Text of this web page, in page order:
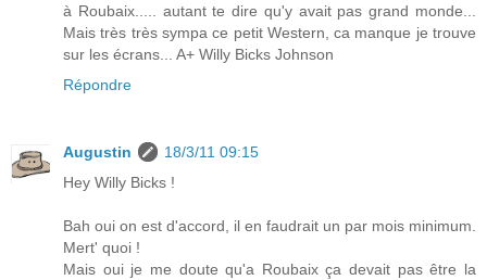
à Roubaix..... autant te dire qu'y avait pas grand monde...
Mais très très sympa ce petit Western, ca manque je trouve
sur les écrans... A+ Willy Bicks Johnson
Répondre
Augustin
18/3/11 09:15
Hey Willy Bicks !
Bah oui on est d'accord, il en faudrait un par mois minimum.
Mert' quoi !
Mais oui je me doute qu'a Roubaix ça devait pas être la